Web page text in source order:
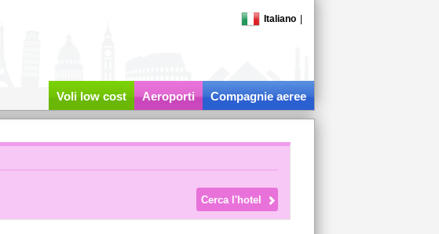
Italiano
Voli low cost Aeroporti Compagnie aeree